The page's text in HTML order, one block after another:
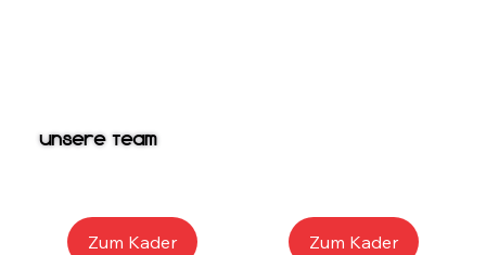
Unsere Team
Zum Kader Zum Kader